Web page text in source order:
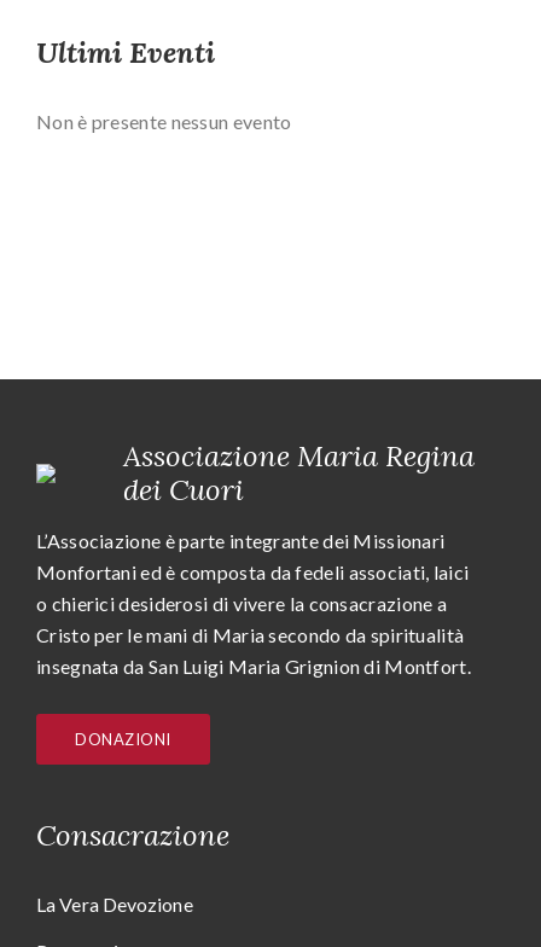
Ultimi Eventi
Non è presente nessun evento
Associazione Maria Regina
dei Cuori
L’Associazione è parte integrante dei Missionari
Monfortani ed è composta da fedeli associati, laici
o chierici desiderosi di vivere la consacrazione a
Cristo per le mani di Maria secondo da spiritualità
insegnata da San Luigi Maria Grignion di Montfort.
DONAZIONI
Consacrazione
La Vera Devozione